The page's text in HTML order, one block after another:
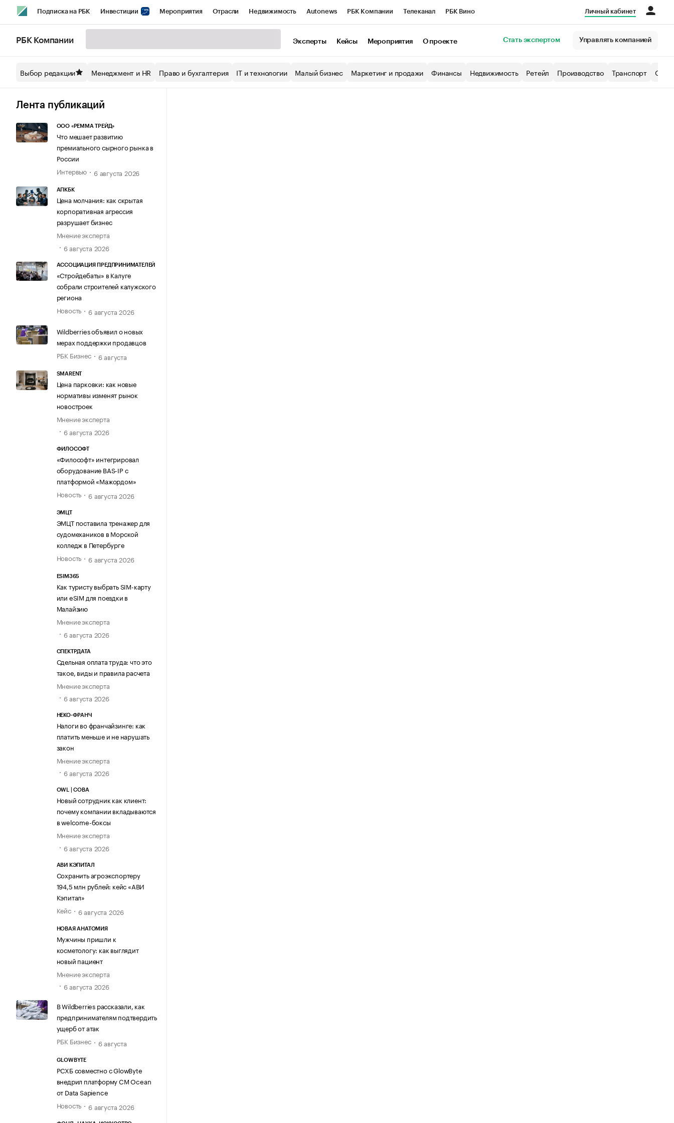
Подписка на РБК Инвестиции Мероприятия Отрасли Недвижимость Autonews РБК Компании Телеканал РБК Вино
Спецпроекты СПб Конференции СПб Спецпроекты Экономика Бизнес
Технологии и медиа
Личный кабинет
РБК Компании Эксперты Кейсы Мероприятия О проекте Стать экспертом Управлять компанией
Выбор редакции Менеджмент и HR Право и бухгалтерия IT и технологии Малый бизнес Маркетинг и продажи Финансы Недвижимость Ретейл Производство Транспорт
Лента публикаций
ООО «РЕММА ТРЕЙД»
Что мешает развитию
премиального сырного рынка в
России
Интервью
6 августа 2026
АПКБК
Цена молчания: как скрытая
корпоративная агрессия
разрушает бизнес
Мнение эксперта
6 августа 2026
АССОЦИАЦИЯ ПРЕДПРИНИМАТЕЛЕЙ
«Стройдебаты» в Калуге
собрали строителей калужского
региона
Новость
6 августа 2026
Wildberries объявил о новых
мерах поддержки продавцов
РБК Бизнес
6 августа
SMARENT
Цена парковки: как новые
нормативы изменят рынок
новостроек
Мнение эксперта
6 августа 2026
ФИЛОСОФТ
«Философт» интегрировал
оборудование BAS-IP с
платформой «Мажордом»
Новость
6 августа 2026
ЭМЦТ
ЭМЦТ поставила тренажер для
судомехаников в Морской
колледж в Петербурге
Новость
6 августа 2026
ESIM365
Как туристу выбрать SIM-карту
или eSIM для поездки в
Малайзию
Мнение эксперта
6 августа 2026
СПЕКТРДАТА
Сдельная оплата труда: что это
такое, виды и правила расчета
Мнение эксперта
6 августа 2026
НЕКО-ФРАНЧ
Налоги во франчайзинге: как
платить меньше и не нарушать
закон
Мнение эксперта
6 августа 2026
OWL | СОВА
Новый сотрудник как клиент:
почему компании вкладываются
в welcome-боксы
Мнение эксперта
6 августа 2026
АВИ КЭПИТАЛ
Сохранить агроэкспортеру
194,5 млн рублей: кейс «АВИ
Кэпитал»
Кейс
6 августа 2026
НОВАЯ АНАТОМИЯ
Мужчины пришли к
косметологу: как выглядит
новый пациент
Мнение эксперта
6 августа 2026
В Wildberries рассказали, как
предпринимателям подтвердить
ущерб от атак
РБК Бизнес
6 августа
GLOWBYTE
РСХБ совместно с GlowByte
внедрил платформу CM Ocean
от Data Sapience
Новость
6 августа 2026